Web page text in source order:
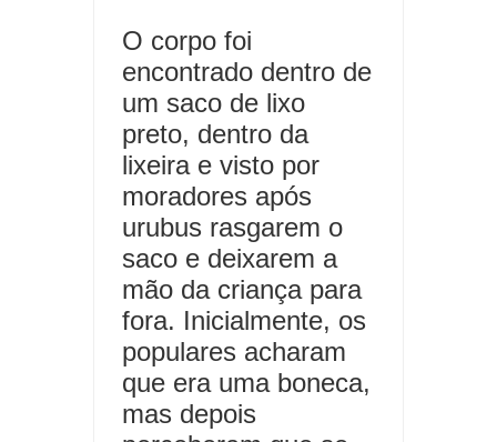
O corpo foi
encontrado dentro de
um saco de lixo
preto, dentro da
lixeira e visto por
moradores após
urubus rasgarem o
saco e deixarem a
mão da criança para
fora. Inicialmente, os
populares acharam
que era uma boneca,
mas depois